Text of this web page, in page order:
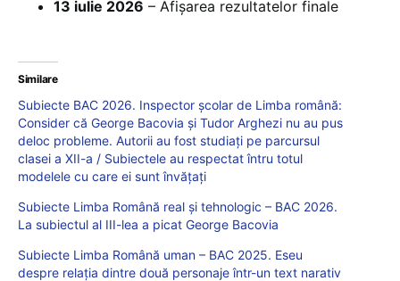
13 iulie 2026 – Afișarea rezultatelor finale
Similare
Subiecte BAC 2026. Inspector școlar de Limba română:
Consider că George Bacovia și Tudor Arghezi nu au pus
deloc probleme. Autorii au fost studiați pe parcursul
clasei a XII-a / Subiectele au respectat întru totul
modelele cu care ei sunt învățați
Subiecte Limba Română real și tehnologic – BAC 2026.
La subiectul al III-lea a picat George Bacovia
Subiecte Limba Română uman – BAC 2025. Eseu
despre relația dintre două personaje într-un text narativ